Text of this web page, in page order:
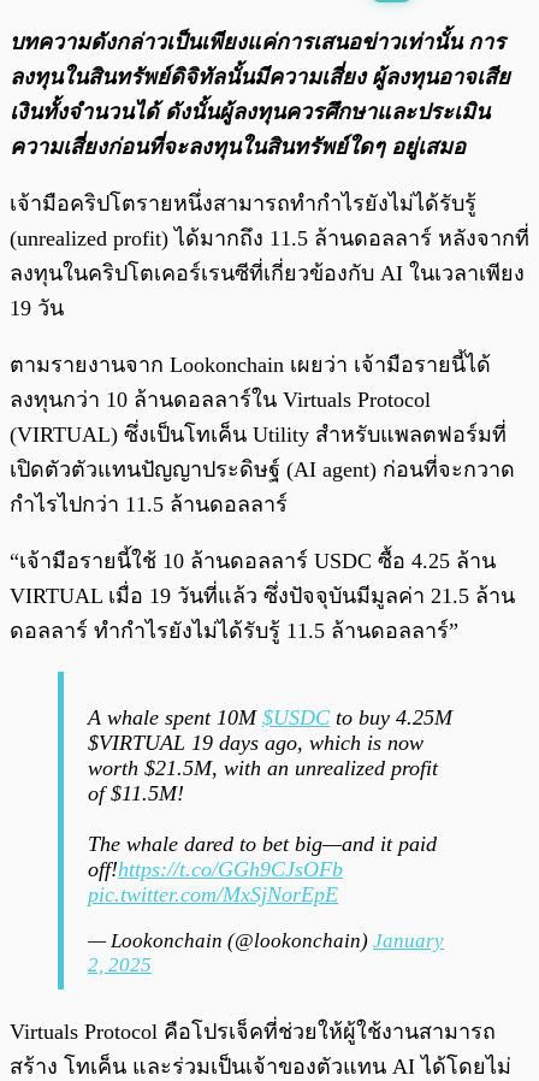
พร้อมเล่น 0:00 /
บทความดังกล่าวเป็นเพียงแค่การเสนอข่าวเท่านั้น การ
ลงทุนในสินทรัพย์ดิจิทัลนั้นมีความเสี่ยง ผู้ลงทุนอาจเสีย
เงินทั้งจำนวนได้ ดังนั้นผู้ลงทุนควรศึกษาและประเมิน
ความเสี่ยงก่อนที่จะลงทุนในสินทรัพย์ใดๆ อยู่เสมอ
เจ้ามือคริปโตรายหนึ่งสามารถทำกำไรยังไม่ได้รับรู้
(unrealized profit) ได้มากถึง 11.5 ล้านดอลลาร์ หลังจากที่
ลงทุนในคริปโตเคอร์เรนซีที่เกี่ยวข้องกับ AI ในเวลาเพียง
19 วัน
ตามรายงานจาก Lookonchain เผยว่า เจ้ามือรายนี้ได้
ลงทุนกว่า 10 ล้านดอลลาร์ใน Virtuals Protocol
(VIRTUAL) ซึ่งเป็นโทเค็น Utility สำหรับแพลตฟอร์มที่
เปิดตัวตัวแทนปัญญาประดิษฐ์ (AI agent) ก่อนที่จะกวาด
กำไรไปกว่า 11.5 ล้านดอลลาร์
“เจ้ามือรายนี้ใช้ 10 ล้านดอลลาร์ USDC ซื้อ 4.25 ล้าน
VIRTUAL เมื่อ 19 วันที่แล้ว ซึ่งปัจจุบันมีมูลค่า 21.5 ล้าน
ดอลลาร์ ทำกำไรยังไม่ได้รับรู้ 11.5 ล้านดอลลาร์”
A whale spent 10M $USDC to buy 4.25M
$VIRTUAL 19 days ago, which is now
worth $21.5M, with an unrealized profit
of $11.5M!
The whale dared to bet big—and it paid
off!https://t.co/GGh9CJsOFb
pic.twitter.com/MxSjNorEpE
— Lookonchain (@lookonchain) January
2, 2025
Virtuals Protocol คือโปรเจ็คที่ช่วยให้ผู้ใช้งานสามารถ
สร้าง โทเค็น และร่วมเป็นเจ้าของตัวแทน AI ได้โดยไม่